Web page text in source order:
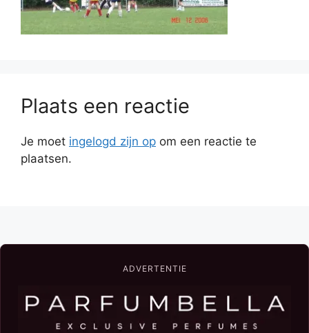
Plaats een reactie
Je moet ingelogd zijn op om een reactie te
plaatsen.
ADVERTENTIE